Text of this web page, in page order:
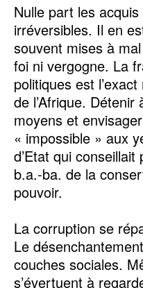
Nulle part les
irréversibles. Il en
souvent mises à
foi ni vergogne. La
politiques est
de l’Afrique.
moyens et
« impossible » aux
d’Etat qui
b.a.-ba. de la
pouvoir.
La corruption se
Le
couches sociales.
s’évertuent à